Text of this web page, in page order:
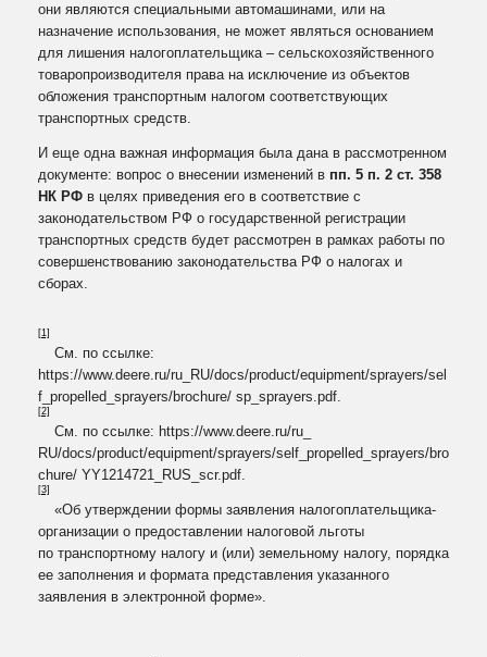
они являются специальными автомашинами, или на
назначение использования, не может являться основанием
для лишения налогоплательщика – сельскохозяйственного
товаропроизводителя права на исключение из объектов
обложения транспортным налогом соответствующих
транспортных средств.
И еще одна важная информация была дана в рассмотренном
документе: вопрос о внесении изменений в пп. 5 п. 2 ст. 358
НК РФ в целях приведения его в соответствие с
законодательством РФ о государственной регистрации
транспортных средств будет рассмотрен в рамках работы по
совершенствованию законодательства РФ о налогах и
сборах.
[1]
См. по ссылке:
https://www.deere.ru/ru_RU/docs/product/equipment/sprayers/sel
f_propelled_sprayers/brochure/ sp_sprayers.pdf.
[2]
См. по ссылке: https://www.deere.ru/ru_
RU/docs/product/equipment/sprayers/self_propelled_sprayers/bro
chure/ YY1214721_RUS_scr.pdf.
[3]
«Об утверждении формы заявления налогоплательщика-
организации о предоставлении налоговой льготы
по транспортному налогу и (или) земельному налогу, порядка
ее заполнения и формата представления указанного
заявления в электронной форме».